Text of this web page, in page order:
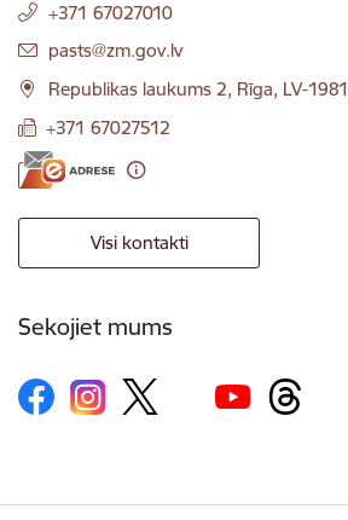
+371 67027010
E-pasts:
pasts@zm.gov.lv
Republikas laukums 2, Rīga, LV-1981
+371 67027512
Visi kontakti
Sekojiet mums